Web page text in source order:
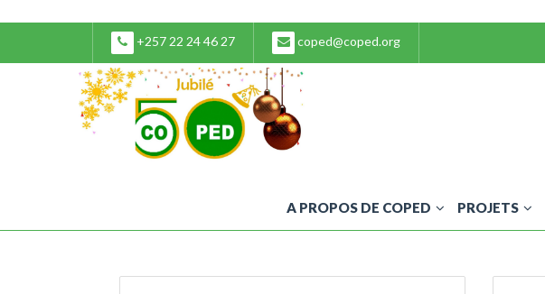
+257 22 24 46 27 coped@coped.org
A PROPOS DE COPED PROJETS